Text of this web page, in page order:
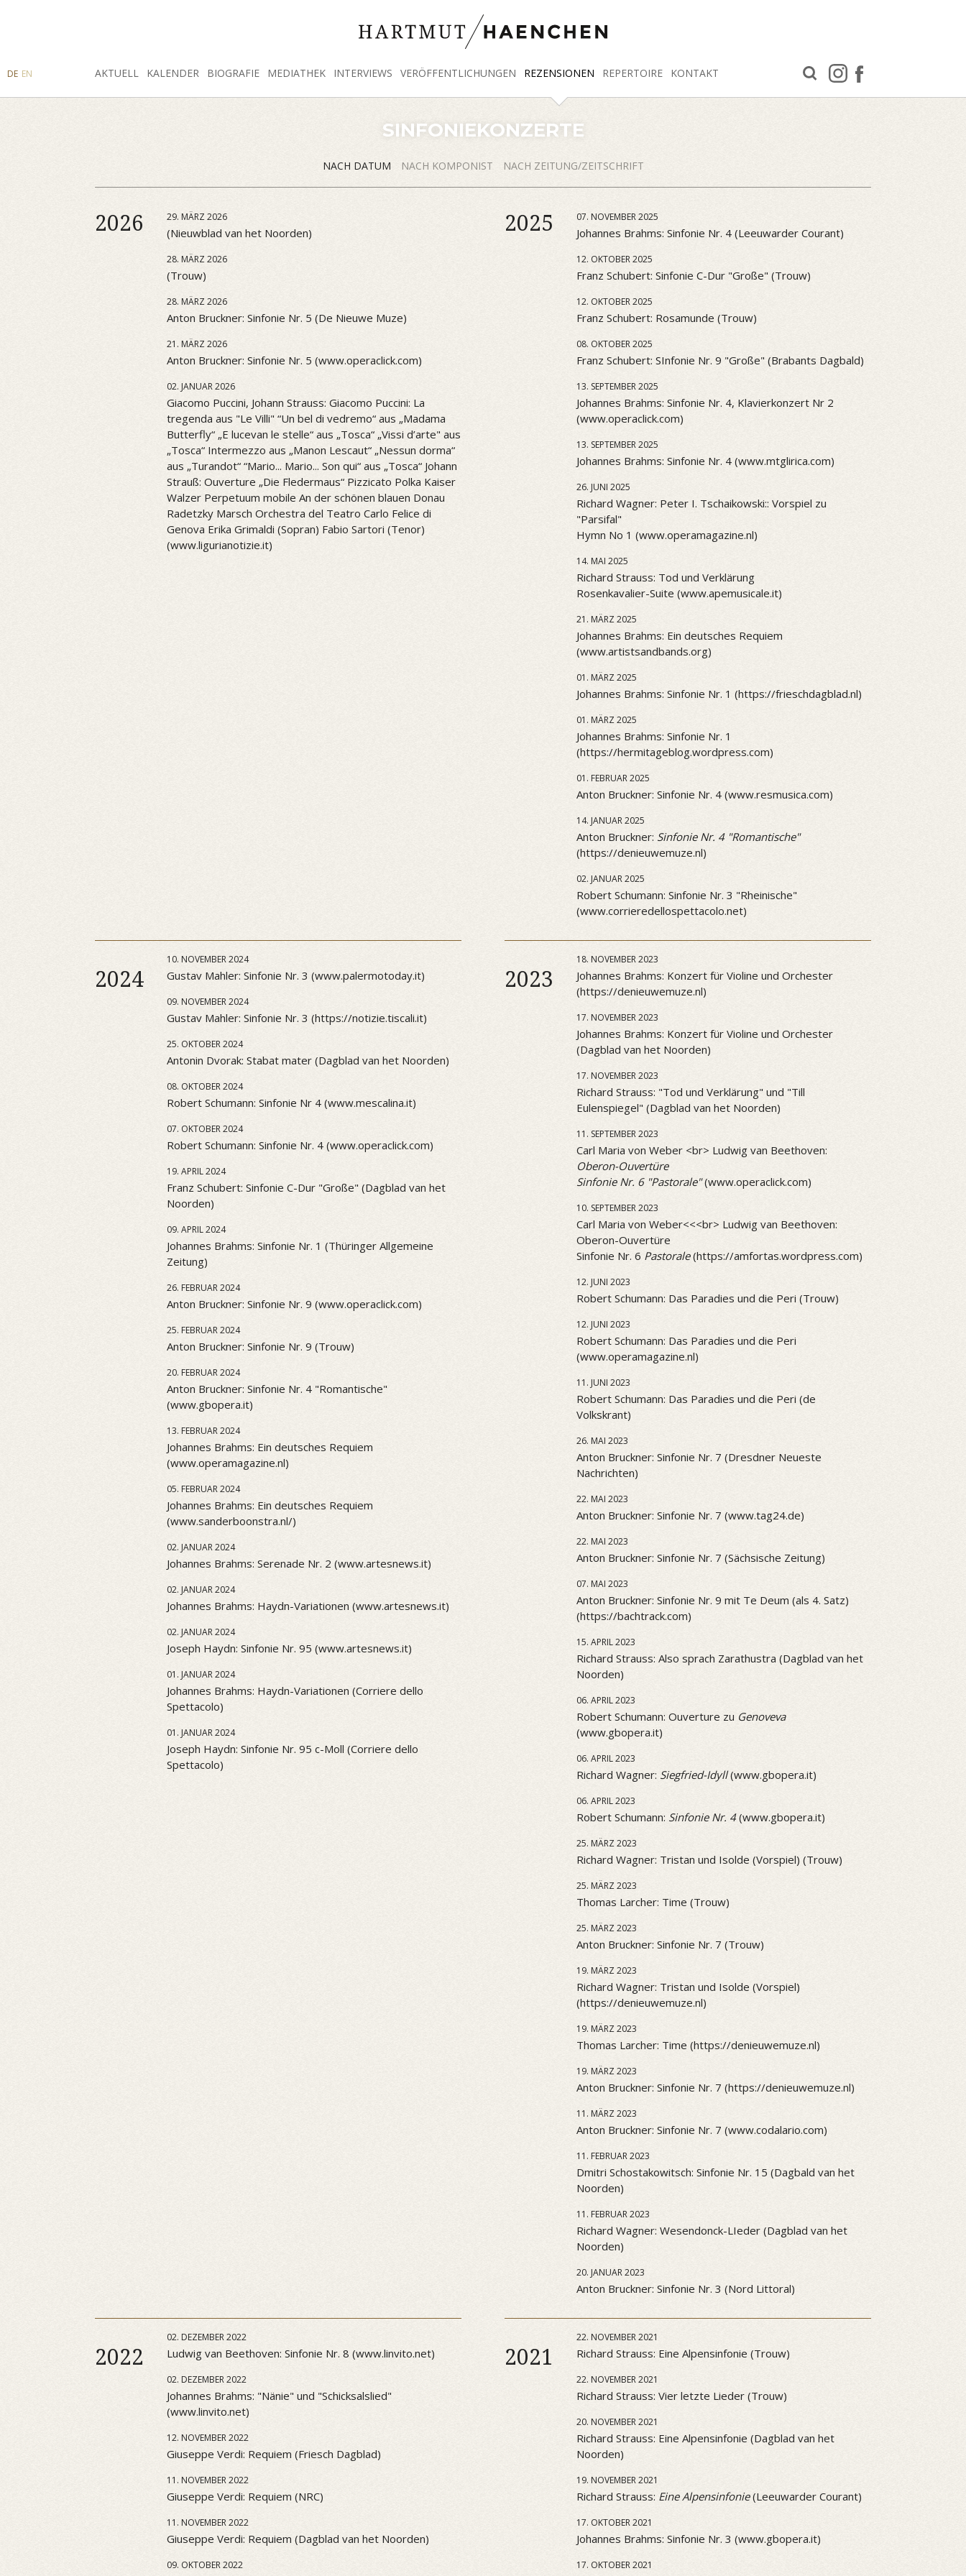
AKTUELL KALENDER BIOGRAFIE MEDIATHEK INTERVIEWS VERÖFFENTLICHUNGEN REZENSIONEN REPERTOIRE KONTAKT
FACEBOOK
INSTAGRAM
SUCHE
DE EN
SINFONIEKONZERTE
NACH DATUM NACH KOMPONIST NACH ZEITUNG/ZEITSCHRIFT
2026 29. MÄRZ 2026
(Nieuwblad van het Noorden)
28. MÄRZ 2026
(Trouw)
28. MÄRZ 2026
Anton Bruckner: Sinfonie Nr. 5 (De Nieuwe Muze)
21. MÄRZ 2026
Anton Bruckner: Sinfonie Nr. 5 (www.operaclick.com)
02. JANUAR 2026
Giacomo Puccini, Johann Strauss: Giacomo Puccini: La
tregenda aus "Le Villi" “Un bel di vedremo“ aus „Madama
Butterfly“ „E lucevan le stelle“ aus „Tosca“ „Vissi d’arte" aus
„Tosca“ Intermezzo aus „Manon Lescaut“ „Nessun dorma“
aus „Turandot“ “Mario... Mario... Son qui“ aus „Tosca“ Johann
Strauß: Ouverture „Die Fledermaus“ Pizzicato Polka Kaiser
Walzer Perpetuum mobile An der schönen blauen Donau
Radetzky Marsch Orchestra del Teatro Carlo Felice di
Genova Erika Grimaldi (Sopran) Fabio Sartori (Tenor)
(www.ligurianotizie.it)
2025 07. NOVEMBER 2025
Johannes Brahms: Sinfonie Nr. 4 (Leeuwarder Courant)
12. OKTOBER 2025
Franz Schubert: Sinfonie C-Dur "Große" (Trouw)
12. OKTOBER 2025
Franz Schubert: Rosamunde (Trouw)
08. OKTOBER 2025
Franz Schubert: SInfonie Nr. 9 "Große" (Brabants Dagbald)
13. SEPTEMBER 2025
Johannes Brahms: Sinfonie Nr. 4, Klavierkonzert Nr 2
(www.operaclick.com)
13. SEPTEMBER 2025
Johannes Brahms: Sinfonie Nr. 4 (www.mtglirica.com)
26. JUNI 2025
Richard Wagner: Peter I. Tschaikowski:: Vorspiel zu
"Parsifal"
Hymn No 1 (www.operamagazine.nl)
14. MAI 2025
Richard Strauss: Tod und Verklärung
Rosenkavalier-Suite (www.apemusicale.it)
21. MÄRZ 2025
Johannes Brahms: Ein deutsches Requiem
(www.artistsandbands.org)
01. MÄRZ 2025
Johannes Brahms: Sinfonie Nr. 1 (https://frieschdagblad.nl)
01. MÄRZ 2025
Johannes Brahms: Sinfonie Nr. 1
(https://hermitageblog.wordpress.com)
01. FEBRUAR 2025
Anton Bruckner: Sinfonie Nr. 4 (www.resmusica.com)
14. JANUAR 2025
Anton Bruckner: Sinfonie Nr. 4 "Romantische"
(https://denieuwemuze.nl)
02. JANUAR 2025
Robert Schumann: Sinfonie Nr. 3 "Rheinische"
(www.corrieredellospettacolo.net)
2024
10. NOVEMBER 2024
Gustav Mahler: Sinfonie Nr. 3 (www.palermotoday.it)
09. NOVEMBER 2024
Gustav Mahler: Sinfonie Nr. 3 (https://notizie.tiscali.it)
25. OKTOBER 2024
Antonin Dvorak: Stabat mater (Dagblad van het Noorden)
08. OKTOBER 2024
Robert Schumann: Sinfonie Nr 4 (www.mescalina.it)
07. OKTOBER 2024
Robert Schumann: Sinfonie Nr. 4 (www.operaclick.com)
19. APRIL 2024
Franz Schubert: Sinfonie C-Dur "Große" (Dagblad van het
Noorden)
09. APRIL 2024
Johannes Brahms: Sinfonie Nr. 1 (Thüringer Allgemeine
Zeitung)
26. FEBRUAR 2024
Anton Bruckner: Sinfonie Nr. 9 (www.operaclick.com)
25. FEBRUAR 2024
Anton Bruckner: Sinfonie Nr. 9 (Trouw)
20. FEBRUAR 2024
Anton Bruckner: Sinfonie Nr. 4 "Romantische"
(www.gbopera.it)
13. FEBRUAR 2024
Johannes Brahms: Ein deutsches Requiem
(www.operamagazine.nl)
05. FEBRUAR 2024
Johannes Brahms: Ein deutsches Requiem
(www.sanderboonstra.nl/)
02. JANUAR 2024
Johannes Brahms: Serenade Nr. 2 (www.artesnews.it)
02. JANUAR 2024
Johannes Brahms: Haydn-Variationen (www.artesnews.it)
02. JANUAR 2024
Joseph Haydn: Sinfonie Nr. 95 (www.artesnews.it)
01. JANUAR 2024
Johannes Brahms: Haydn-Variationen (Corriere dello
Spettacolo)
01. JANUAR 2024
Joseph Haydn: Sinfonie Nr. 95 c-Moll (Corriere dello
Spettacolo)
2023
18. NOVEMBER 2023
Johannes Brahms: Konzert für Violine und Orchester
(https://denieuwemuze.nl)
17. NOVEMBER 2023
Johannes Brahms: Konzert für Violine und Orchester
(Dagblad van het Noorden)
17. NOVEMBER 2023
Richard Strauss: "Tod und Verklärung" und "Till
Eulenspiegel" (Dagblad van het Noorden)
11. SEPTEMBER 2023
Carl Maria von Weber <br> Ludwig van Beethoven:
Oberon-Ouvertüre
Sinfonie Nr. 6 "Pastorale"(www.operaclick.com)
10. SEPTEMBER 2023
Carl Maria von Weber<<<br> Ludwig van Beethoven:
Oberon-Ouvertüre
Sinfonie Nr. 6 Pastorale(https://amfortas.wordpress.com)
12. JUNI 2023
Robert Schumann: Das Paradies und die Peri (Trouw)
12. JUNI 2023
Robert Schumann: Das Paradies und die Peri
(www.operamagazine.nl)
11. JUNI 2023
Robert Schumann: Das Paradies und die Peri (de
Volkskrant)
26. MAI 2023
Anton Bruckner: Sinfonie Nr. 7 (Dresdner Neueste
Nachrichten)
22. MAI 2023
Anton Bruckner: Sinfonie Nr. 7 (www.tag24.de)
22. MAI 2023
Anton Bruckner: Sinfonie Nr. 7 (Sächsische Zeitung)
07. MAI 2023
Anton Bruckner: Sinfonie Nr. 9 mit Te Deum (als 4. Satz)
(https://bachtrack.com)
15. APRIL 2023
Richard Strauss: Also sprach Zarathustra (Dagblad van het
Noorden)
06. APRIL 2023
Robert Schumann: Ouverture zu Genoveva
(www.gbopera.it)
06. APRIL 2023
Richard Wagner: Siegfried-Idyll(www.gbopera.it)
06. APRIL 2023
Robert Schumann: Sinfonie Nr. 4(www.gbopera.it)
25. MÄRZ 2023
Richard Wagner: Tristan und Isolde (Vorspiel) (Trouw)
25. MÄRZ 2023
Thomas Larcher: Time (Trouw)
25. MÄRZ 2023
Anton Bruckner: Sinfonie Nr. 7 (Trouw)
19. MÄRZ 2023
Richard Wagner: Tristan und Isolde (Vorspiel)
(https://denieuwemuze.nl)
19. MÄRZ 2023
Thomas Larcher: Time (https://denieuwemuze.nl)
19. MÄRZ 2023
Anton Bruckner: Sinfonie Nr. 7 (https://denieuwemuze.nl)
11. MÄRZ 2023
Anton Bruckner: Sinfonie Nr. 7 (www.codalario.com)
11. FEBRUAR 2023
Dmitri Schostakowitsch: Sinfonie Nr. 15 (Dagbald van het
Noorden)
11. FEBRUAR 2023
Richard Wagner: Wesendonck-LIeder (Dagblad van het
Noorden)
20. JANUAR 2023
Anton Bruckner: Sinfonie Nr. 3 (Nord Littoral)
2022
02. DEZEMBER 2022
Ludwig van Beethoven: Sinfonie Nr. 8 (www.linvito.net)
02. DEZEMBER 2022
Johannes Brahms: "Nänie" und "Schicksalslied"
(www.linvito.net)
12. NOVEMBER 2022
Giuseppe Verdi: Requiem (Friesch Dagblad)
11. NOVEMBER 2022
Giuseppe Verdi: Requiem (NRC)
11. NOVEMBER 2022
Giuseppe Verdi: Requiem (Dagblad van het Noorden)
09. OKTOBER 2022
2021
22. NOVEMBER 2021
Richard Strauss: Eine Alpensinfonie (Trouw)
22. NOVEMBER 2021
Richard Strauss: Vier letzte Lieder (Trouw)
20. NOVEMBER 2021
Richard Strauss: Eine Alpensinfonie (Dagblad van het
Noorden)
19. NOVEMBER 2021
Richard Strauss: Eine Alpensinfonie(Leeuwarder Courant)
17. OKTOBER 2021
Johannes Brahms: Sinfonie Nr. 3 (www.gbopera.it)
17. OKTOBER 2021